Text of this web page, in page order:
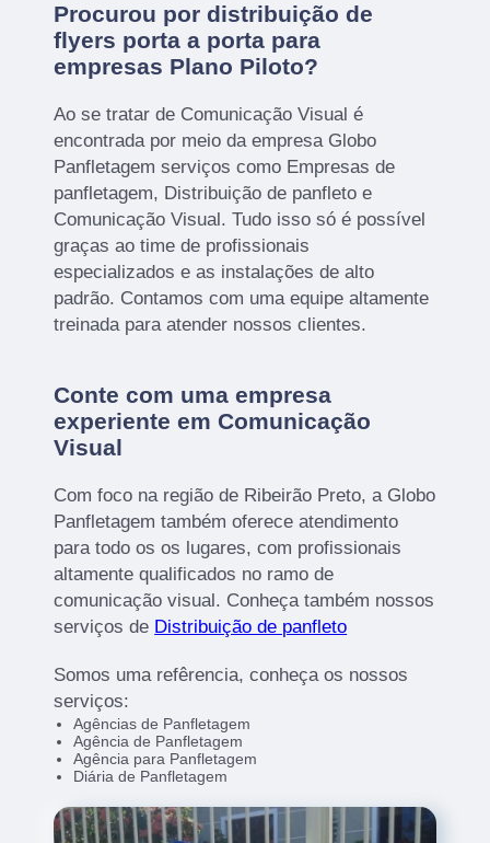
Procurou por distribuição de
flyers porta a porta para
empresas Plano Piloto?
Ao se tratar de Comunicação Visual é
encontrada por meio da empresa Globo
Panfletagem serviços como Empresas de
panfletagem, Distribuição de panfleto e
Comunicação Visual. Tudo isso só é possível
graças ao time de profissionais
especializados e as instalações de alto
padrão. Contamos com uma equipe altamente
treinada para atender nossos clientes.
Conte com uma empresa
experiente em Comunicação
Visual
Com foco na região de Ribeirão Preto, a Globo
Panfletagem também oferece atendimento
para todo os os lugares, com profissionais
altamente qualificados no ramo de
comunicação visual. Conheça também nossos
serviços de Distribuição de panfleto
Somos uma refêrencia, conheça os nossos
serviços:
Agências de Panfletagem
Agência de Panfletagem
Agência para Panfletagem
Diária de Panfletagem